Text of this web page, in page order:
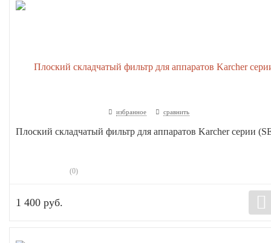
избранное сравнить
Плоский складчатый фильтр для аппаратов Karcher серии
(0)
1 400 руб.